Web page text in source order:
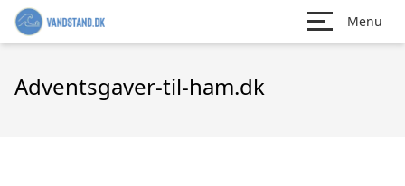
Menu
Adventsgaver-til-ham.dk